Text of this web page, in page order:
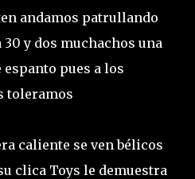
andamos patrullando
y dos muchachos una
pues a los
toleramos
caliente se ven bélicos
clica Toys le demuestra